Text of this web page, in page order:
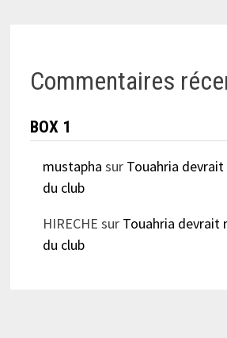
Commentaires
BOX 1
mustapha sur Touahria
du club
HIRECHE sur Touahria devrait
du club